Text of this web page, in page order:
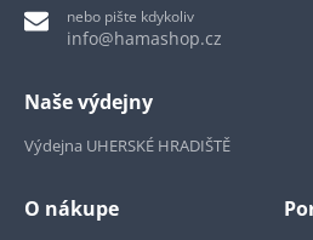
nebo pište kdykoliv
info@hamashop.cz
Naše výdejny
Výdejna UHERSKÉ HRADIŠTĚ
O nákupe